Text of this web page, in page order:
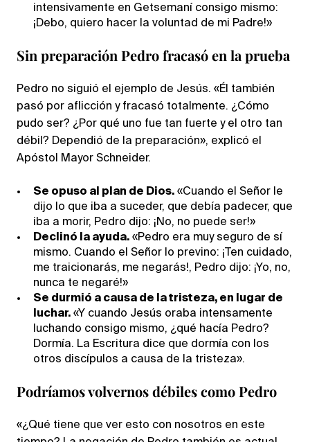
intensivamente en Getsemaní consigo mismo:
¡Debo, quiero hacer la voluntad de mi Padre!»
Sin preparación Pedro fracasó en la prueba
Pedro no siguió el ejemplo de Jesús. «Él también
pasó por aflicción y fracasó totalmente. ¿Cómo
pudo ser? ¿Por qué uno fue tan fuerte y el otro tan
débil? Dependió de la preparación», explicó el
Apóstol Mayor Schneider.
Se opuso al plan de Dios. «Cuando el Señor le
dijo lo que iba a suceder, que debía padecer, que
iba a morir, Pedro dijo: ¡No, no puede ser!»
Declinó la ayuda. «Pedro era muy seguro de sí
mismo. Cuando el Señor lo previno: ¡Ten cuidado,
me traicionarás, me negarás!, Pedro dijo: ¡Yo, no,
nunca te negaré!»
Se durmió a causa de la tristeza, en lugar de
luchar. «Y cuando Jesús oraba intensamente
luchando consigo mismo, ¿qué hacía Pedro?
Dormía. La Escritura dice que dormía con los
otros discípulos a causa de la tristeza».
Podríamos volvernos débiles como Pedro
«¿Qué tiene que ver esto con nosotros en este